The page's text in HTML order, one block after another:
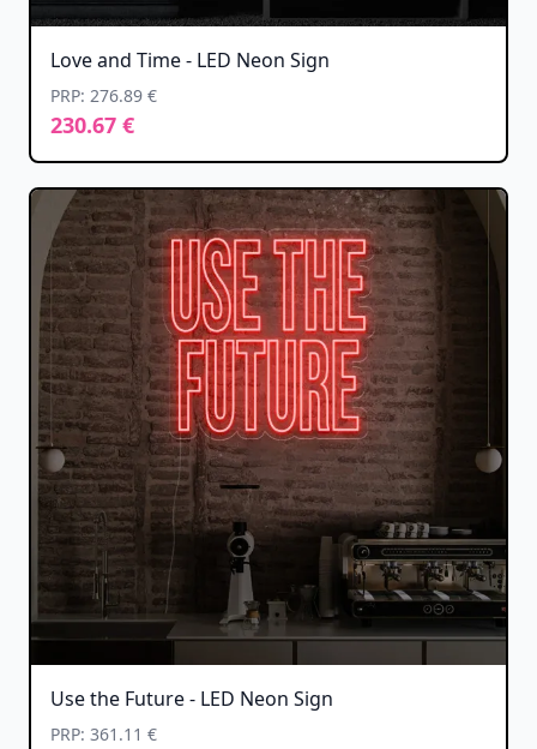
Love and Time - LED Neon Sign
PRP: 276.89 €
230.67 €
Use the Future - LED Neon Sign
PRP: 361.11 €